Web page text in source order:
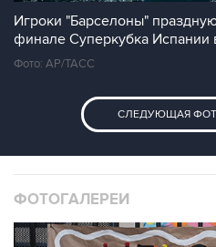
Игроки "Барселоны"
финале Суперкубка
Фото: АР/ТАСС
СЛЕДУЮЩАЯ
ФОТОГАЛЕРЕИ